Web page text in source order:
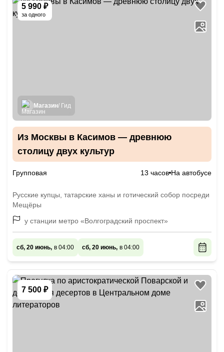
5 990 ₽
за одного
Магазин/ Гид
Из Москвы в Касимов — древнюю
столицу двух культур
Групповая 13 часов На автобусе
Русские купцы, татарские ханы и готический собор посреди
Мещёры
у станции метро «Волгоградский проспект»
сб, 20 июнь, в 04:00 сб, 20 июнь, в 04:00
7 500 ₽